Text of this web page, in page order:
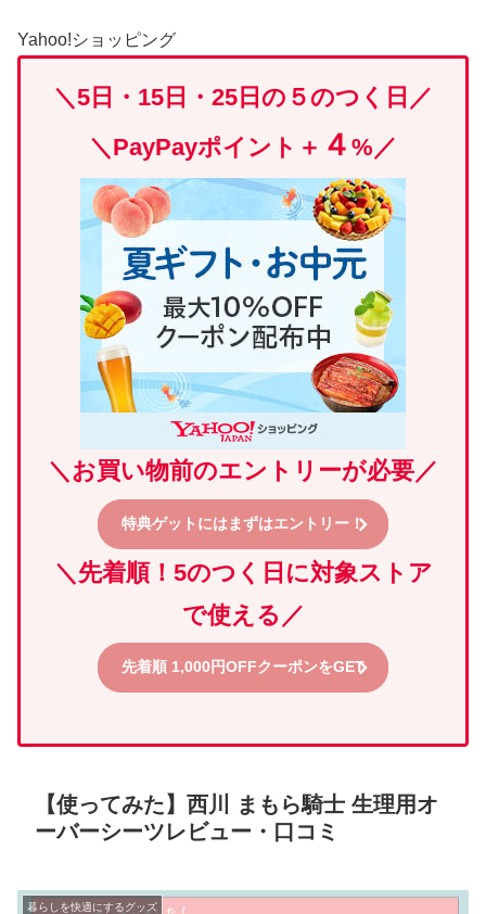
Yahoo!ショッピング
＼5日・15日・25日の５のつく日／
＼ PayPayポイント＋ ４ %／
＼ お買い物前のエントリーが必要／
特典ゲットにはまずはエントリー！
＼先着順！5のつく日に対象ストア
で使える／
先着順 1,000円OFFクーポンをGET
【使ってみた】西川 まもら騎士 生理用オ
ーバーシーツレビュー・口コミ
暮らしを快適にするグッズ